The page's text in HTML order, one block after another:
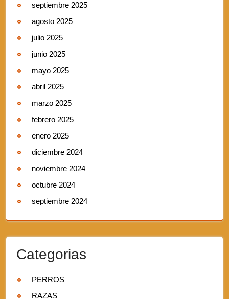
septiembre 2025
agosto 2025
julio 2025
junio 2025
mayo 2025
abril 2025
marzo 2025
febrero 2025
enero 2025
diciembre 2024
noviembre 2024
octubre 2024
septiembre 2024
Categorias
PERROS
RAZAS